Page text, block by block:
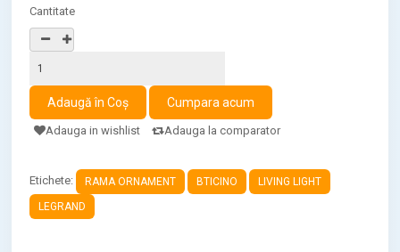
Cantitate
Adauga in wishlist Adauga la comparator
Etichete: RAMA ORNAMENT BTICINO
LIVING LIGHT
LEGRAND